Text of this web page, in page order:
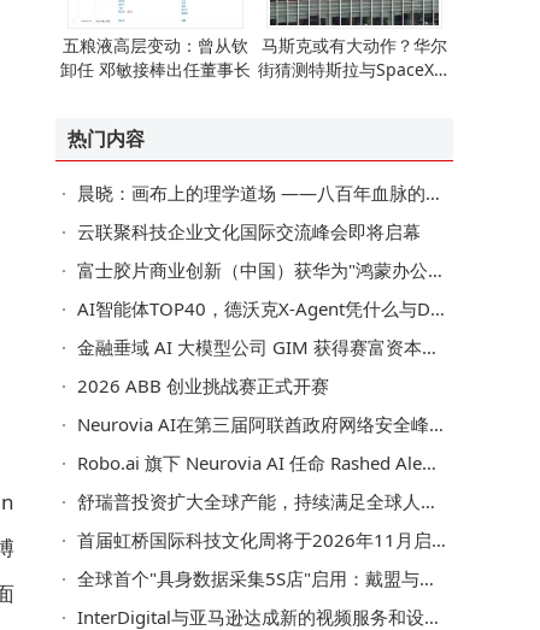
五粮液高层变动：曾从钦
卸任 邓敏接棒出任董事长
马斯克或有大动作？华尔
街猜测特斯拉与SpaceX将
热门内容
晨晓：画布上的理学道场 ——八百年血脉的色彩显形
云联聚科技企业文化国际交流峰会即将启幕
富士胶片商业创新（中国）获华为"鸿蒙办公行业先锋奖"
AI智能体TOP40，德沃克X-Agent凭什么与DeepSeek、宇树同榜？
金融垂域 AI 大模型公司 GIM 获得赛富资本、Monolith 超亿元天使轮融资
2026 ABB 创业挑战赛正式开赛
Neurovia AI在第三届阿联酋政府网络安全峰会上展示NeuroStream™技术成果，共筑可信视觉智能基础设施
Robo.ai 旗下 Neurovia AI 任命 Rashed Aleghfeli 为首席运营官，将以"官方 AI 基础设施合作伙伴"身份亮相 2026 阿联酋数据中心与云计算峰
舒瑞普投资扩大全球产能，持续满足全球人工智能数据中心增长需求
首届虹桥国际科技文化周将于2026年11月启幕
全球首个"具身数据采集5S店"启用：戴盟与中国移动共建"数采进家庭"网络
InterDigital与亚马逊达成新的视频服务和设备许可协议